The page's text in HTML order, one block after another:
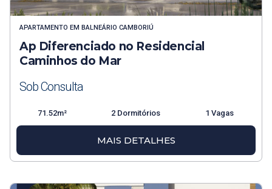
APARTAMENTO EM BALNEÁRIO CAMBORIÚ
Ap Diferenciado no Residencial
Caminhos do Mar
Sob Consulta
71.52m² 2 Dormitórios 1 Vagas
MAIS DETALHES